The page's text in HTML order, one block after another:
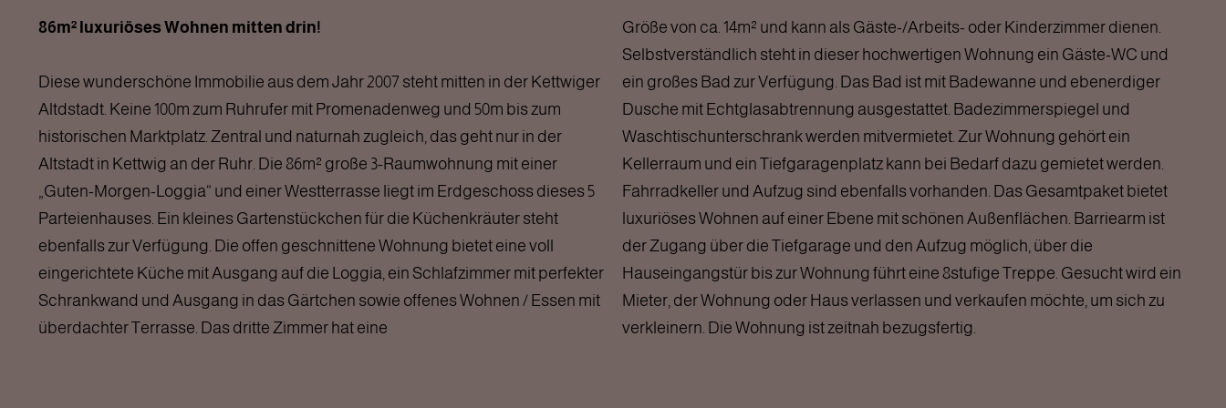
86m² luxuriöses Wohnen mitten drin!
Diese wunderschöne Immobilie aus dem Jahr 2007 steht mitten in der Kettwiger
Altdstadt. Keine 100m zum Ruhrufer mit Promenadenweg und 50m bis zum
historischen Marktplatz. Zentral und naturnah zugleich, das geht nur in der
Altstadt in Kettwig an der Ruhr. Die 86m² große 3-Raumwohnung mit einer
„Guten-Morgen-Loggia“ und einer Westterrasse liegt im Erdgeschoss dieses 5
Parteienhauses. Ein kleines Gartenstückchen für die Küchenkräuter steht
ebenfalls zur Verfügung. Die offen geschnittene Wohnung bietet eine voll
eingerichtete Küche mit Ausgang auf die Loggia, ein Schlafzimmer mit perfekter
Schrankwand und Ausgang in das Gärtchen sowie offenes Wohnen / Essen mit
überdachter Terrasse. Das dritte Zimmer hat eine
Größe von ca. 14m² und kann als Gäste-/Arbeits- oder Kinderzimmer dienen.
Selbstverständlich steht in dieser hochwertigen Wohnung ein Gäste-WC und
ein großes Bad zur Verfügung. Das Bad ist mit Badewanne und ebenerdiger
Dusche mit Echtglasabtrennung ausgestattet. Badezimmerspiegel und
Waschtischunterschrank werden mitvermietet. Zur Wohnung gehört ein
Kellerraum und ein Tiefgaragenplatz kann bei Bedarf dazu gemietet werden.
Fahrradkeller und Aufzug sind ebenfalls vorhanden. Das Gesamtpaket bietet
luxuriöses Wohnen auf einer Ebene mit schönen Außenflächen. Barriearm ist
der Zugang über die Tiefgarage und den Aufzug möglich, über die
Hauseingangstür bis zur Wohnung führt eine 8stufige Treppe. Gesucht wird ein
Mieter, der Wohnung oder Haus verlassen und verkaufen möchte, um sich zu
verkleinern. Die Wohnung ist zeitnah bezugsfertig.